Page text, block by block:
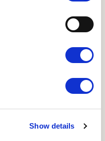
Show details
et positivt